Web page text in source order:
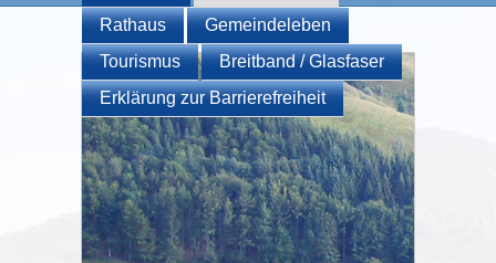
Rathaus
Gemeindeleben
Tourismus
Breitband / Glasfaser
Erklärung zur Barrierefreiheit